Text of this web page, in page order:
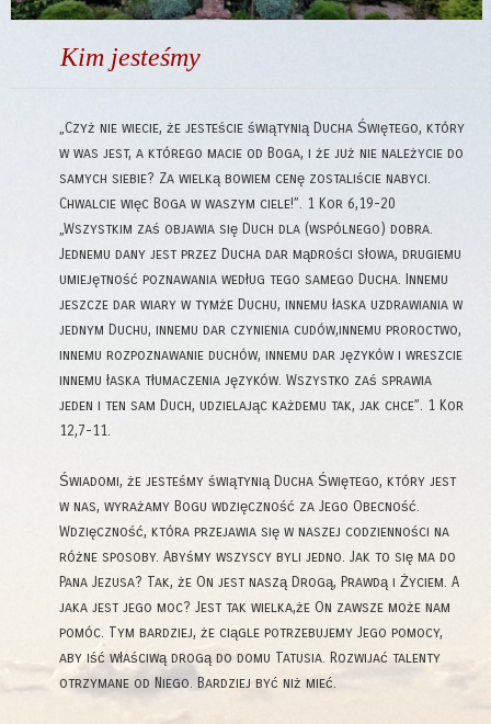
Kim jesteśmy
„Czyż nie wiecie, że jesteście świątynią Ducha Świętego, który
w was jest, a którego macie od Boga, i że już nie należycie do
samych siebie? Za wielką bowiem cenę zostaliście nabyci.
Chwalcie więc Boga w waszym ciele!”. 1 Kor 6,19-20
„Wszystkim zaś objawia się Duch dla (wspólnego) dobra.
Jednemu dany jest przez Ducha dar mądrości słowa, drugiemu
umiejętność poznawania według tego samego Ducha. Innemu
jeszcze dar wiary w tymże Duchu, innemu łaska uzdrawiania w
jednym Duchu, innemu dar czynienia cudów,innemu proroctwo,
innemu rozpoznawanie duchów, innemu dar języków i wreszcie
innemu łaska tłumaczenia języków. Wszystko zaś sprawia
jeden i ten sam Duch, udzielając każdemu tak, jak chce”. 1 Kor
12,7-11.
Świadomi, że jesteśmy świątynią Ducha Świętego, który jest
w nas, wyrażamy Bogu wdzięczność za Jego Obecność.
Wdzięczność, która przejawia się w naszej codzienności na
różne sposoby. Abyśmy wszyscy byli jedno. Jak to się ma do
Pana Jezusa? Tak, że On jest naszą Drogą, Prawdą i Życiem. A
jaka jest jego moc? Jest tak wielka,że On zawsze może nam
pomóc. Tym bardziej, że ciągle potrzebujemy Jego pomocy,
aby iść właściwą drogą do domu Tatusia. Rozwijać talenty
otrzymane od Niego. Bardziej być niż mieć.